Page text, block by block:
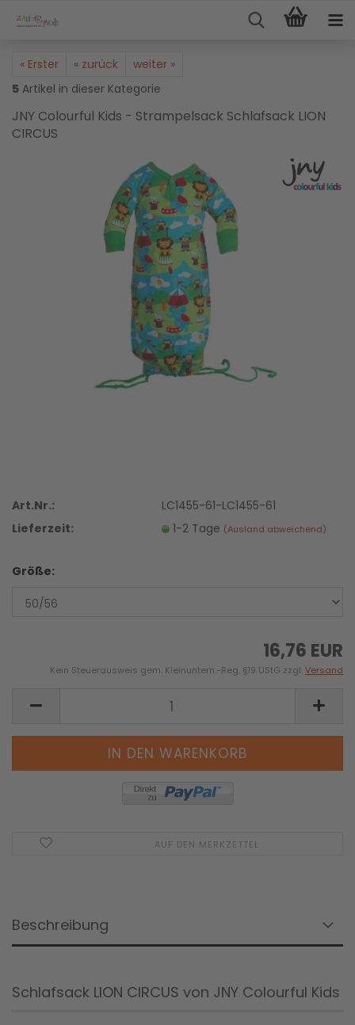
« Erster « zurück
weiter »
5 Artikel in dieser Kategorie
JNY Colourful Kids - Strampelsack Schlafsack LION
CIRCUS
Art.Nr.:
LC1455-61-LC1455-61
Lieferzeit:
1-2 Tage (Ausland abweichend)
Größe:
16,76 EUR
Kein Steuerausweis gem. Kleinuntern.-Reg. §19 UStG zzgl. Versand
AUF DEN MERKZETTEL
Beschreibung
Schlafsack LION CIRCUS von JNY Colourful Kids